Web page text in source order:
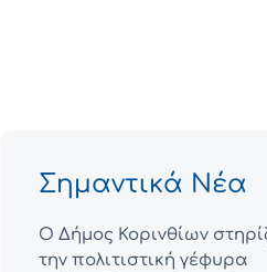
Σημαντικά Νέα
Ο Δήμος Κορινθίων
την πολιτιστική γέφυρα